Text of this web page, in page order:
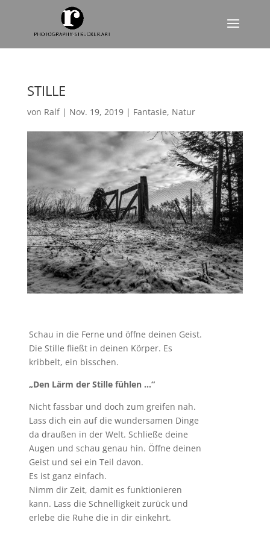
STILLE
von Ralf| Nov. 19, 2019| Fantasie, Natur
Schau in die Ferne und öffne deinen Geist.
Die Stille fließt in deinen Körper. Es
kribbelt, ein bisschen.
„Den Lärm der Stille fühlen …“
Nicht fassbar und doch zum greifen nah.
Lass dich ein auf die wundersamen Dinge
da draußen in der Welt. Schließe deine
Augen und schau genau hin. Öffne deinen
Geist und sei ein Teil davon.
Es ist ganz einfach.
Nimm dir Zeit, damit es funktionieren
kann. Lass die Schnelligkeit zurück und
erlebe die Ruhe die in dir einkehrt.